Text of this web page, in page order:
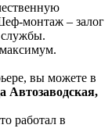
монтаж – залог
службы.
вы можете в
Автозаводская,
работал в